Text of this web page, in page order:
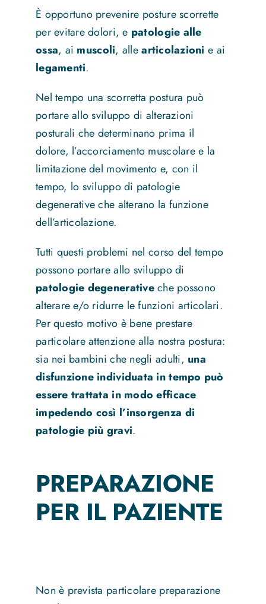
È opportuno prevenire posture scorrette
per evitare dolori, e patologie alle
ossa, ai muscoli, allearticolazioni e ai
legamenti.
Nel tempo una scorretta postura può
portare allo sviluppo di alterazioni
posturali che determinano prima il
dolore, l’accorciamento muscolare e la
limitazione del movimento e, con il
tempo, lo sviluppo di patologie
degenerative che alterano la funzione
dell’articolazione.
Tutti questi problemi nel corso del tempo
possono portare allo sviluppo di
patologie degenerativeche possono
alterare e/o ridurre le funzioni articolari.
Per questo motivo è bene prestare
particolare attenzione alla nostra postura:
sia nei bambini che negli adulti, una
disfunzione individuata in tempo può
essere trattata in modo efficace
impedendo così l’insorgenza di
patologie più gravi.
PREPARAZIONE
PER IL PAZIENTE
Non è prevista particolare preparazione